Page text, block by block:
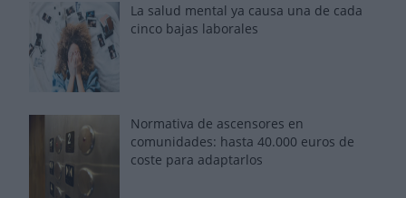
La salud mental ya causa una de cada
cinco bajas laborales
Normativa de ascensores en
comunidades: hasta 40.000 euros de
coste para adaptarlos